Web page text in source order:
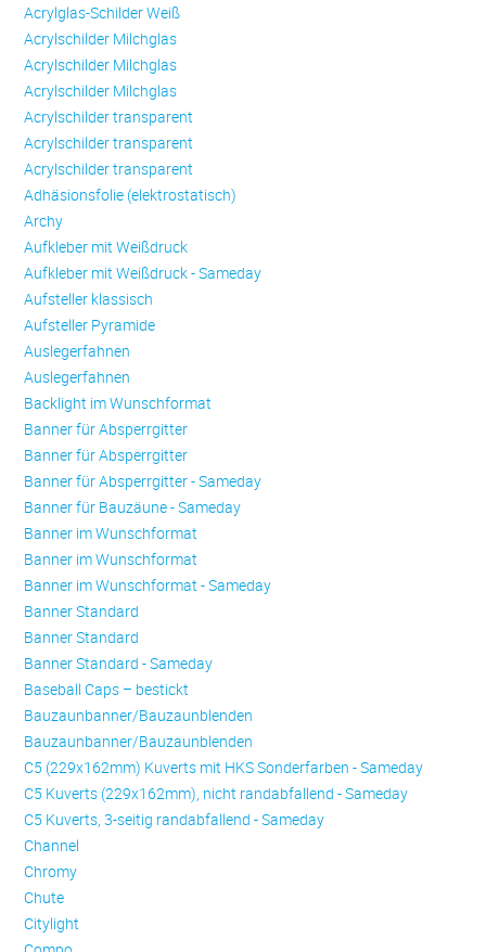
Acrylglas-Schilder Weiß
Acrylschilder Milchglas
Acrylschilder Milchglas
Acrylschilder Milchglas
Acrylschilder transparent
Acrylschilder transparent
Acrylschilder transparent
Adhäsionsfolie (elektrostatisch)
Archy
Aufkleber mit Weißdruck
Aufkleber mit Weißdruck - Sameday
Aufsteller klassisch
Aufsteller Pyramide
Auslegerfahnen
Auslegerfahnen
Backlight im Wunschformat
Banner für Absperrgitter
Banner für Absperrgitter
Banner für Absperrgitter - Sameday
Banner für Bauzäune - Sameday
Banner im Wunschformat
Banner im Wunschformat
Banner im Wunschformat - Sameday
Banner Standard
Banner Standard
Banner Standard - Sameday
Baseball Caps – bestickt
Bauzaunbanner/Bauzaunblenden
Bauzaunbanner/Bauzaunblenden
C5 (229x162mm) Kuverts mit HKS Sonderfarben - Sameday
C5 Kuverts (229x162mm), nicht randabfallend - Sameday
C5 Kuverts, 3-seitig randabfallend - Sameday
Channel
Chromy
Chute
Citylight